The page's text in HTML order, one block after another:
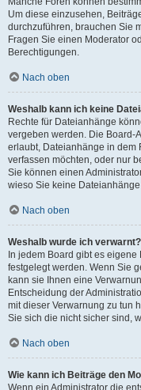
Um diese einzusehen,
durchzuführen, brauchen Sie
Fragen Sie einen Moderator
Berechtigungen.
Nach oben
Weshalb kann ich keine
Rechte für Dateianhänge
vergeben werden. Die Board-
erlaubt, Dateianhänge in dem
verfassen möchten, oder nur
Sie können einen
wieso Sie keine
Nach oben
Weshalb wurde ich verwarnt?
In jedem Board gibt es
festgelegt werden. Wenn Sie
kann sie Ihnen eine
Entscheidung der
mit dieser Verwarnung zu tun
Sie sich die nicht sicher sind,
Nach oben
Wie kann ich Beiträge den
Wenn ein Administrator die